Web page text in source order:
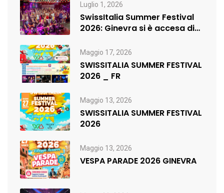
Luglio 1, 2026
SwissItalia Summer Festival
2026: Ginevra si è accesa di
Maggio 17, 2026
SWISSITALIA SUMMER FESTIVAL
2026 _ FR
Maggio 13, 2026
SWISSITALIA SUMMER FESTIVAL
2026
Maggio 13, 2026
VESPA PARADE 2026 GINEVRA